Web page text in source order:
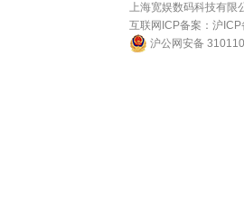
上海宽娱数码科技有限
互联网ICP备案： 沪
沪公网安备